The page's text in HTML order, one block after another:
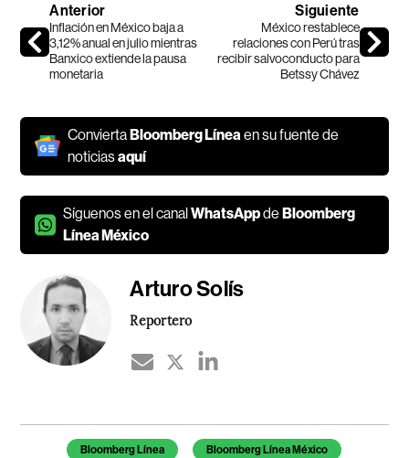
Anterior
Inflación en México baja a
3,12% anual en julio mientras
Banxico extiende la pausa
monetaria
Siguiente
México restablece
relaciones con Perú tras
recibir salvoconducto para
Betssy Chávez
ConviertaBloomberg Línea en su fuente de
noticiasaquí
Síguenos en el canalWhatsAppdeBloomberg
Línea México
Arturo Solís
Reportero
Temas de este artículo
Bloomberg Línea Bloomberg Línea México